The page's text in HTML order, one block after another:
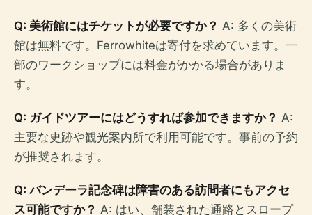
Q: 美術館にはチケットが必要ですか？ A: 多くの美術
館は無料です。Ferrowhiteは寄付を求めています。一
部のワークショップには料金がかかる場合がありま
す。
Q: ガイドツアーにはどうすれば参加できますか？ A:
主要な史跡や観光案内所で利用可能です。事前の予約
が推奨されます。
Q: バンデーラ記念碑は障害のある訪問者にもアクセ
ス可能ですか？ A: はい、舗装された通路とスロープ